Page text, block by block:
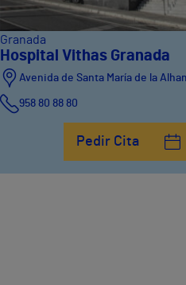
Granada
Hospital Vithas Granada
Avenida de Santa María de la
958 80 88 80
Pedir Cita